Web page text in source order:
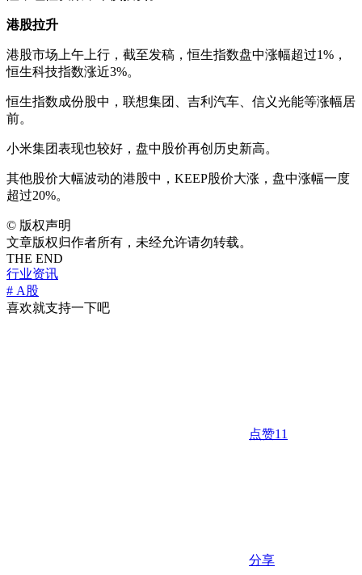
港股拉升
港股市场上午上行，截至发稿，恒生指数盘中涨幅超过1%，
恒生科技指数涨近3%。
恒生指数成份股中，联想集团、吉利汽车、信义光能等涨幅居
前。
小米集团表现也较好，盘中股价再创历史新高。
其他股价大幅波动的港股中，KEEP股价大涨，盘中涨幅一度
超过20%。
© 版权声明
文章版权归作者所有，未经允许请勿转载。
THE END
行业资讯
# A股
喜欢就支持一下吧
点赞11
分享